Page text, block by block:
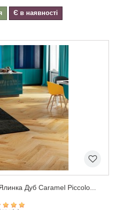
Є в наявності
Дуб Caramel Piccolo...